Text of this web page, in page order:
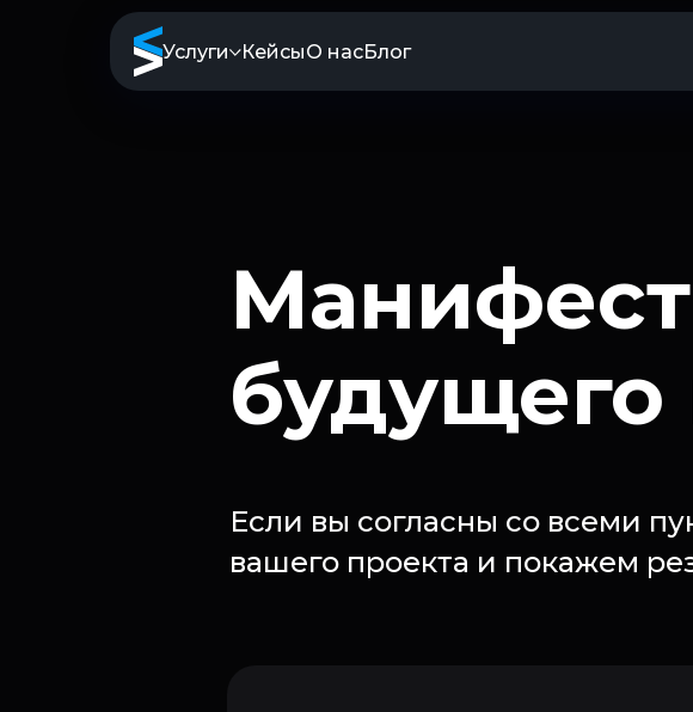
Услуги КейсыО насБлог
Манифест
будущего
Если вы согласны со всеми
вашего проекта и покажем
Ваш взгляд для нас
Понимаем,
для вас в данный